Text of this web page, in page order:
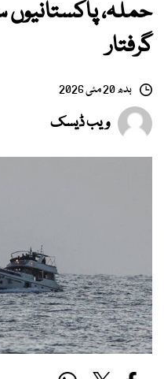
گرفتار
بدھ 20 مئی 2026
ویب ڈیسک